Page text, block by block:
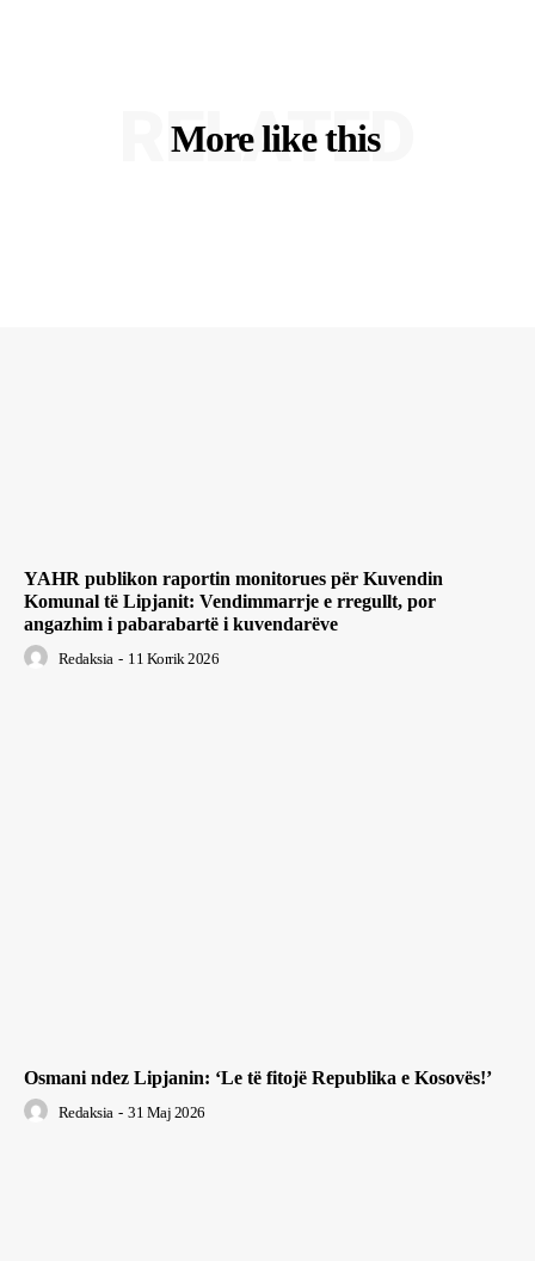
More like this
RELATED
YAHR publikon raportin monitorues për Kuvendin
Komunal të Lipjanit: Vendimmarrje e rregullt, por
angazhim i pabarabartë i kuvendarëve
Redaksia - 11 Korrik 2026
Osmani ndez Lipjanin: ‘Le të fitojë Republika e Kosovës!’
Redaksia - 31 Maj 2026